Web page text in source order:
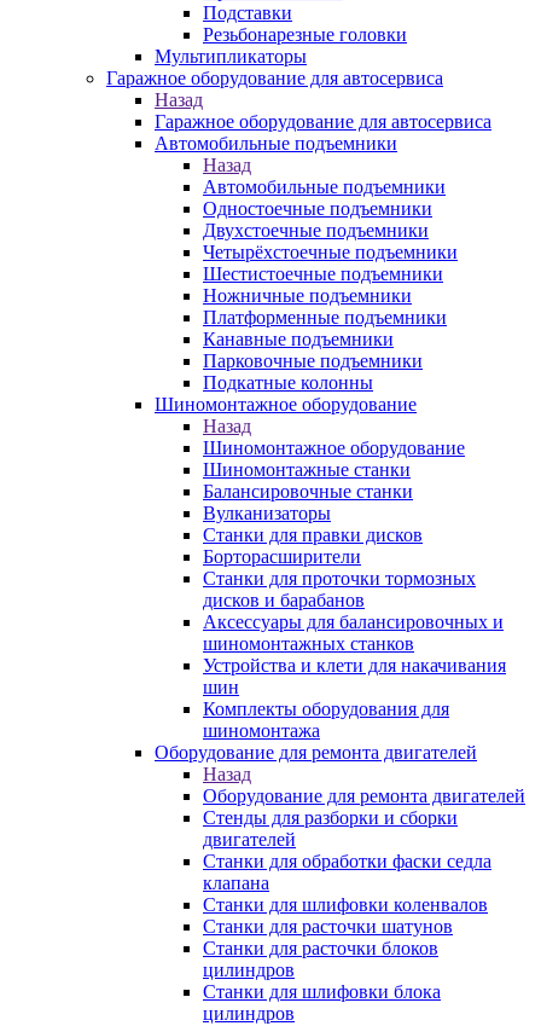
Подставки
Резьбонарезные головки
Мультипликаторы
Гаражное оборудование для автосервиса
Назад
Гаражное оборудование для автосервиса
Автомобильные подъемники
Назад
Автомобильные подъемники
Одностоечные подъемники
Двухстоечные подъемники
Четырёхстоечные подъемники
Шестистоечные подъемники
Ножничные подъемники
Платформенные подъемники
Канавные подъемники
Парковочные подъемники
Подкатные колонны
Шиномонтажное оборудование
Назад
Шиномонтажное оборудование
Шиномонтажные станки
Балансировочные станки
Вулканизаторы
Станки для правки дисков
Борторасширители
Станки для проточки тормозных
дисков и барабанов
Аксессуары для балансировочных и
шиномонтажных станков
Устройства и клети для накачивания
шин
Комплекты оборудования для
шиномонтажа
Оборудование для ремонта двигателей
Назад
Оборудование для ремонта двигателей
Стенды для разборки и сборки
двигателей
Станки для обработки фаски седла
клапана
Станки для шлифовки коленвалов
Станки для расточки шатунов
Станки для расточки блоков
цилиндров
Станки для шлифовки блока
цилиндров